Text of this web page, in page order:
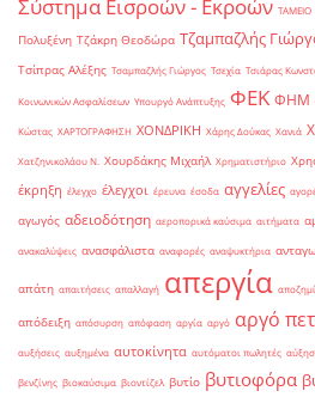
Σύστημα Εισροών - Εκροών ΤΑΜΕΙΟ
Πολυξένη Τζάκρη Θεοδώρα Τζαμπαζλής
Τσίπρας Αλέξης Τσαμπαζλής Γιώργος Τσεχία Τσιάρας
Κοινωνικών Ασφαλίσεων Υπουργό Ανάπτυξης ΦΕΚ ΦΗΜ
Κώστας ΧΑΡΤΟΓΡΑΦΗΣΗ ΧΟΝΔΡΙΚΗ Χάρης Δούκας Χανιά
Χατζηνικολάου Ν. Χουρδάκης Μιχαήλ Χρηματιστήριο
έκρηξη έλεγχο έλεγχοι έρευνα έσοδα αγγελίες
αγωγός αδειοδότηση αεροπορικά καύσιμα αιτήματα
ανακαλύψεις ανασφάλιστα αναφορές αναψυκτήρια
απάτη απαιτήσεις απαλλαγή απεργία
απόδειξη απόσυρση απόφαση αργία αργό αργό
αυξήσεις αυξημένα αυτοκίνητα αυτόματοι πωλητές
βενζίνης βιοκαύσιμα βιοντίζελ βυτίο βυτιοφόρα